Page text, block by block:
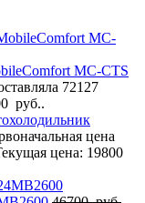
MC-CTS
72127
руб..
цена
цена: 19800